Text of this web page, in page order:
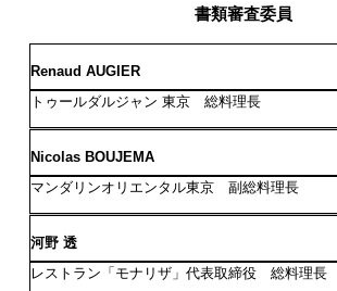
書類審査委員
Renaud AUGIER
トゥールダルジャン 東京 総料理長
Nicolas BOUJEMA
マンダリンオリエンタル東京 副総料理長
河野 透
レストラン「モナリザ」代表取締役 総料理長